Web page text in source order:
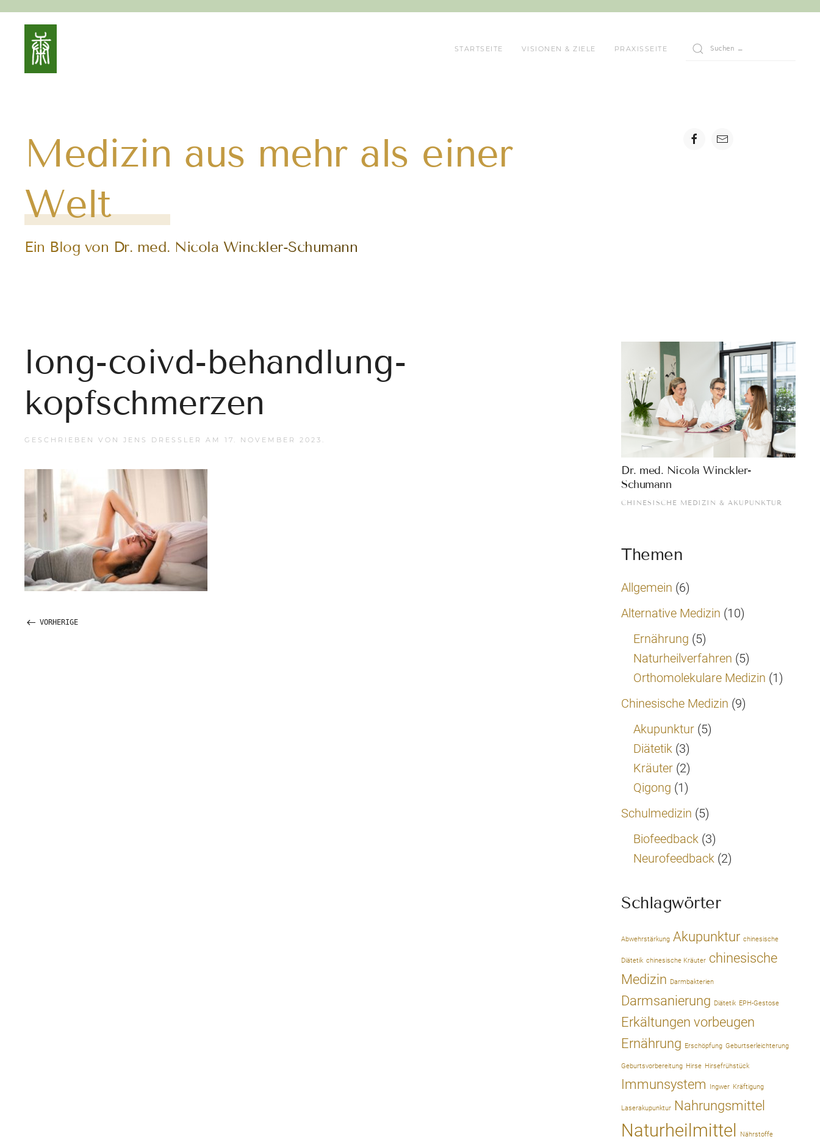
STARTSEITE VISIONEN & ZIELE PRAXISSEITE
Medizin aus mehr als einer
Welt
Ein Blog von Dr. med. Nicola Winckler-Schumann
long-coivd-behandlung-
kopfschmerzen
GESCHRIEBEN VON JENS DRESSLER AM 17. NOVEMBER 2023
VORHERIGE
Dr. med. Nicola Winckler-
Schumann
CHINESISCHE MEDIZIN & AKUPUNKTUR
Themen
Allgemein (6)
Alternative Medizin (10)
Ernährung (5)
Naturheilverfahren (5)
Orthomolekulare Medizin (1)
Chinesische Medizin (9)
Akupunktur (5)
Diätetik (3)
Kräuter (2)
Qigong (1)
Schulmedizin (5)
Biofeedback (3)
Neurofeedback (2)
Schlagwörter
Abwehrstärkung Akupunktur chinesische
Diätetik chinesische Kräuter chinesische
Medizin Darmbakterien
Darmsanierung Diätetik EPH-Gestose
Erkältungen vorbeugen
Ernährung Erschöpfung Geburtserleichterung
Geburtsvorbereitung Hirse Hirsefrühstück
Immunsystem Ingwer Kräftigung
Laserakupunktur Nahrungsmittel
Naturheilmittel Nährstoffe